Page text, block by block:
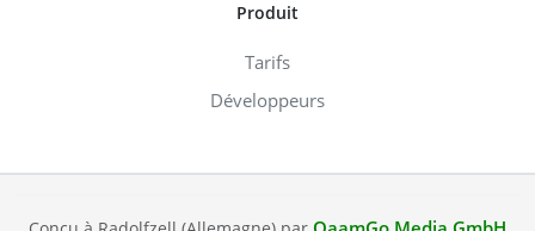
Produit
Tarifs
Développeurs